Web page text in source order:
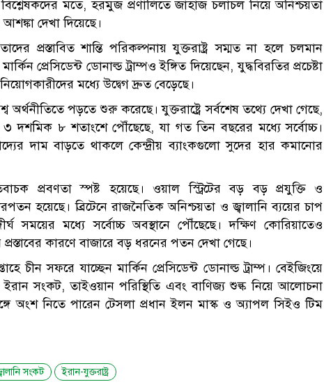
মতে, হরমুজ প্রণালিতে জাহাজ চলাচল নিয়ে অনিশ্চয়তা
দেখা দিয়েছে।
প্রস্তাবিত শান্তি পরিকল্পনায় যুক্তরাষ্ট্র সম্মত না হলে চলমান
প্রেসিডেন্ট ডোনাল্ড ট্রাম্পও ইঙ্গিত দিয়েছেন, যুদ্ধবিরতির প্রচেষ্টা
মধ্যে উদ্বেগ দ্রুত বেড়েছে।
অর্থনীতিতে পড়তে শুরু করেছে। যুক্তরাষ্ট্রে সর্বশেষ তথ্যে দেখা গেছে,
৩ দশমিক ৮ শতাংশে পৌঁছেছে, যা গত তিন বছরের মধ্যে সর্বোচ্চ।
দাম বাড়তে থাকলে কেন্দ্রীয় ব্যাংকগুলো সুদের হার কমানোর
প্রবণতা স্পষ্ট হয়েছে। ওয়াল স্ট্রিটের বড় বড় প্রযুক্তি ও
হয়েছে। ব্রিটেনে রাজনৈতিক অনিশ্চয়তা ও জ্বালানি ব্যয়ের চাপ
সময়ের মধ্যে সর্বোচ্চ অবস্থানে পৌঁছেছে। দক্ষিণ কোরিয়াতেও
কারণে বাজারে বড় ধরনের পতন দেখা গেছে।
চীন সফরে যাচ্ছেন মার্কিন প্রেসিডেন্ট ডোনাল্ড ট্রাম্প। বেইজিংয়ে
ইরান সংকট, তাইওয়ান পরিস্থিতি এবং বাণিজ্য শুল্ক নিয়ে আলোচনা
অংশ নিতে পারেন টেসলা প্রধান ইলন মাস্ক ও অ্যাপল সিইও টিম
সংকট ইরান-যুক্তরাষ্ট্র